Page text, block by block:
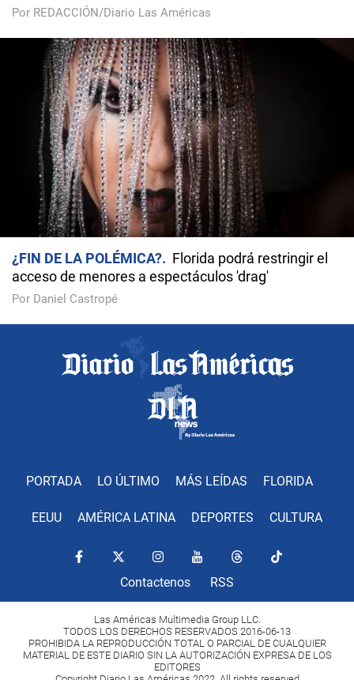
Por REDACCIÓN/Diario Las Américas
¿FIN DE LA POLÉMICA?
Florida podrá restringir el
acceso de menores a espectáculos 'drag'
Por Daniel Castropé
PORTADA LO ÚLTIMO MÁS LEÍDAS FLORIDA
EEUU AMÉRICA LATINA DEPORTES CULTURA
Contactenos RSS
Las Américas Multimedia Group LLC.
TODOS LOS DERECHOS RESERVADOS 2016-06-13
PROHIBIDA LA REPRODUCCIÓN TOTAL O PARCIAL DE CUALQUIER
MATERIAL DE ESTE DIARIO SIN LA AUTORIZACIÓN EXPRESA DE LOS
EDITORES